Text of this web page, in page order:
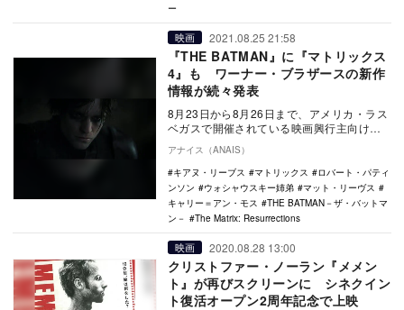
ー
映画 2021.08.25 21:58
『THE BATMAN』に『マトリックス
4』も ワーナー・ブラザースの新作
情報が続々発表
8月23日から8月26日まで、アメリカ・ラス
ベガスで開催されている映画興行主向けの
ブラザー…
アナイス（ANAIS）
キアヌ・リーブス
マトリックス
ロバート・パティ
ンソン
ウォシャウスキー姉弟
マット・リーヴス
キャリー＝アン・モス
THE BATMAN－ザ・バットマ
ン－
The Matrix: Resurrections
映画 2020.08.28 13:00
クリストファー・ノーラン『メメン
ト』が再びスクリーンに シネクイン
ト復活オープン2周年記念で上映